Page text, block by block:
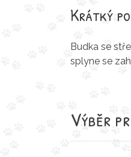
Krátký
Budka se
splyne se
Výběr